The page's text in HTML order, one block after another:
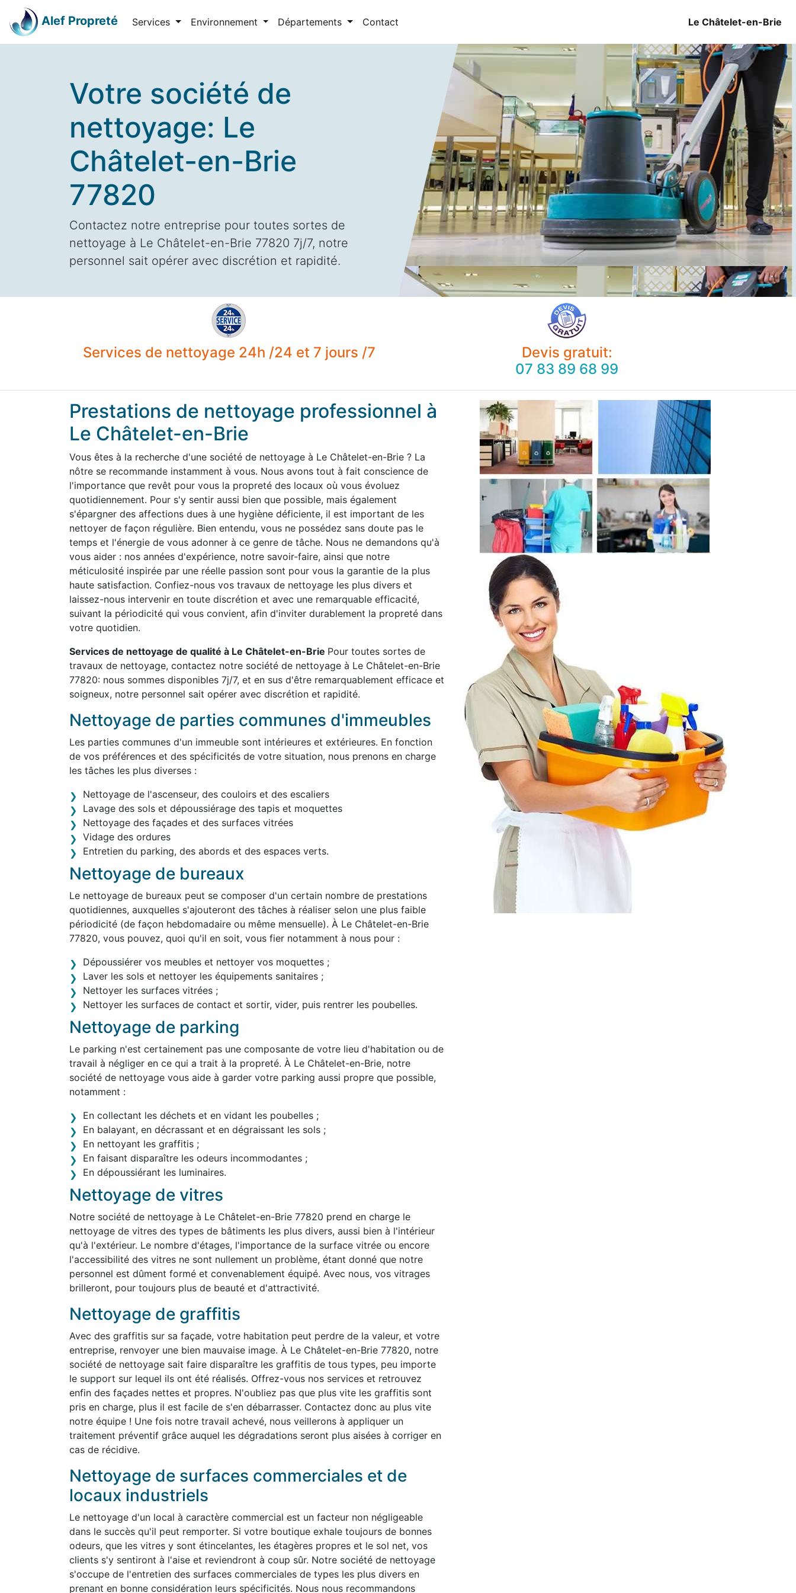
Alef Propreté Services Environnement Départements Contact Le Châtelet-en-Brie
Votre société de
nettoyage: Le
Châtelet-en-Brie
77820
Contactez notre entreprise pour toutes sortes de
nettoyage à Le Châtelet-en-Brie 77820 7j/7, notre
personnel sait opérer avec discrétion et rapidité.
Services de nettoyage 24h /24 et 7 jours /7
Devis gratuit:
07 83 89 68 99
Prestations de nettoyage professionnel à
Le Châtelet-en-Brie
Vous êtes à la recherche d'une société de nettoyage à Le Châtelet-en-Brie ? La
nôtre se recommande instamment à vous. Nous avons tout à fait conscience de
l'importance que revêt pour vous la propreté des locaux où vous évoluez
quotidiennement. Pour s'y sentir aussi bien que possible, mais également
s'épargner des affections dues à une hygiène déficiente, il est important de les
nettoyer de façon régulière. Bien entendu, vous ne possédez sans doute pas le
temps et l'énergie de vous adonner à ce genre de tâche. Nous ne demandons qu'à
vous aider : nos années d'expérience, notre savoir-faire, ainsi que notre
méticulosité inspirée par une réelle passion sont pour vous la garantie de la plus
haute satisfaction. Confiez-nous vos travaux de nettoyage les plus divers et
laissez-nous intervenir en toute discrétion et avec une remarquable efficacité,
suivant la périodicité qui vous convient, afin d'inviter durablement la propreté dans
votre quotidien.
Services de nettoyage de qualité à Le Châtelet-en-Brie Pour toutes sortes de
travaux de nettoyage, contactez notre société de nettoyage à Le Châtelet-en-Brie
77820: nous sommes disponibles 7j/7, et en sus d'être remarquablement efficace et
soigneux, notre personnel sait opérer avec discrétion et rapidité.
Nettoyage de parties communes d'immeubles
Les parties communes d'un immeuble sont intérieures et extérieures. En fonction
de vos préférences et des spécificités de votre situation, nous prenons en charge
les tâches les plus diverses :
Nettoyage de l'ascenseur, des couloirs et des escaliers
Lavage des sols et dépoussiérage des tapis et moquettes
Nettoyage des façades et des surfaces vitrées
Vidage des ordures
Entretien du parking, des abords et des espaces verts.
Nettoyage de bureaux
Le nettoyage de bureaux peut se composer d'un certain nombre de prestations
quotidiennes, auxquelles s'ajouteront des tâches à réaliser selon une plus faible
périodicité (de façon hebdomadaire ou même mensuelle). À Le Châtelet-en-Brie
77820, vous pouvez, quoi qu'il en soit, vous fier notamment à nous pour :
Dépoussiérer vos meubles et nettoyer vos moquettes ;
Laver les sols et nettoyer les équipements sanitaires ;
Nettoyer les surfaces vitrées ;
Nettoyer les surfaces de contact et sortir, vider, puis rentrer les poubelles.
Nettoyage de parking
Le parking n'est certainement pas une composante de votre lieu d'habitation ou de
travail à négliger en ce qui a trait à la propreté. À Le Châtelet-en-Brie, notre
société de nettoyage vous aide à garder votre parking aussi propre que possible,
notamment :
En collectant les déchets et en vidant les poubelles ;
En balayant, en décrassant et en dégraissant les sols ;
En nettoyant les graffitis ;
En faisant disparaître les odeurs incommodantes ;
En dépoussiérant les luminaires.
Nettoyage de vitres
Notre société de nettoyage à Le Châtelet-en-Brie 77820 prend en charge le
nettoyage de vitres des types de bâtiments les plus divers, aussi bien à l'intérieur
qu'à l'extérieur. Le nombre d'étages, l'importance de la surface vitrée ou encore
l'accessibilité des vitres ne sont nullement un problème, étant donné que notre
personnel est dûment formé et convenablement équipé. Avec nous, vos vitrages
brilleront, pour toujours plus de beauté et d'attractivité.
Nettoyage de graffitis
Avec des graffitis sur sa façade, votre habitation peut perdre de la valeur, et votre
entreprise, renvoyer une bien mauvaise image. À Le Châtelet-en-Brie 77820, notre
société de nettoyage sait faire disparaître les graffitis de tous types, peu importe
le support sur lequel ils ont été réalisés. Offrez-vous nos services et retrouvez
enfin des façades nettes et propres. N'oubliez pas que plus vite les graffitis sont
pris en charge, plus il est facile de s'en débarrasser. Contactez donc au plus vite
notre équipe ! Une fois notre travail achevé, nous veillerons à appliquer un
traitement préventif grâce auquel les dégradations seront plus aisées à corriger en
cas de récidive.
Nettoyage de surfaces commerciales et de
locaux industriels
Le nettoyage d'un local à caractère commercial est un facteur non négligeable
dans le succès qu'il peut remporter. Si votre boutique exhale toujours de bonnes
odeurs, que les vitres y sont étincelantes, les étagères propres et le sol net, vos
clients s'y sentiront à l'aise et reviendront à coup sûr. Notre société de nettoyage
s'occupe de l'entretien des surfaces commerciales de types les plus divers en
prenant en bonne considération leurs spécificités. Nous nous recommandons